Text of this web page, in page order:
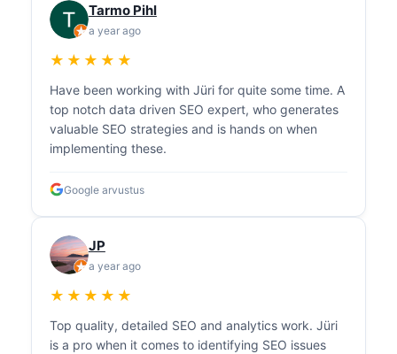
Tarmo Pihl
a year ago
★★★★★
Have been working with Jüri for quite some time. A
top notch data driven SEO expert, who generates
valuable SEO strategies and is hands on when
implementing these.
Google arvustus
JP
a year ago
★★★★★
Top quality, detailed SEO and analytics work. Jüri
is a pro when it comes to identifying SEO issues